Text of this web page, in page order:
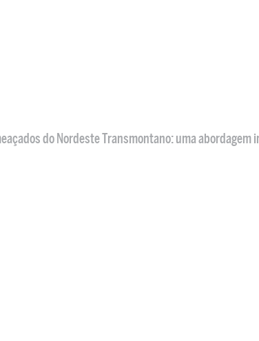
do Nordeste Transmontano: uma abordagem